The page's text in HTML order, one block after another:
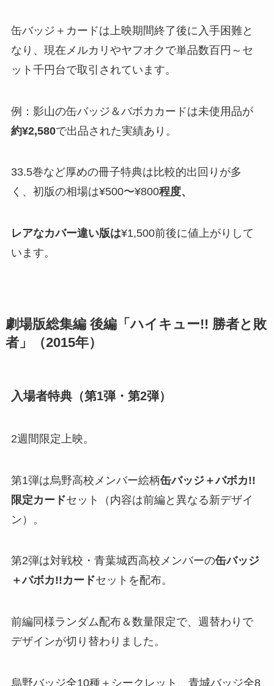
缶バッジ＋カードは上映期間終了後に入手困難と
なり、現在メルカリやヤフオクで単品数百円～セ
ット千円台で取引されています。
例：影山の缶バッジ＆バボカカードは未使用品が
約¥2,580で出品された実績あり​。
33.5巻など厚めの冊子特典は比較的出回りが多
く、初版の相場は¥500〜¥800程度、
レアなカバー違い版は¥1,500前後に値上がりして
います​。
劇場版総集編 後編「ハイキュー!! 勝者と敗
者」（2015年）
入場者特典（第1弾・第2弾）
2週間限定上映。
第1弾は烏野高校メンバー絵柄缶バッジ＋バボカ!!
限定カードセット（内容は前編と異なる新デザイ
ン）。
第2弾は対戦校・青葉城西高校メンバーの缶バッジ
＋バボカ!!カードセットを配布​。
前編同様ランダム配布＆数量限定で、週替わりで
デザインが切り替わりました。
烏野バッジ全10種＋シークレット、青城バッジ全8